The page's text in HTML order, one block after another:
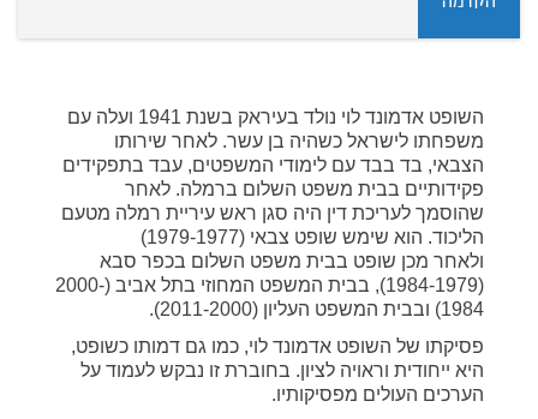
השופט אדמונד לוי נולד בעיראק בשנת 1941 ועלה עם
משפחתו לישראל כשהיה בן עשר. לאחר שירותו
הצבאי, בד בבד עם לימודי המשפטים, עבד בתפקידים
פקידותיים בבית משפט השלום ברמלה. לאחר
שהוסמך לעריכת דין היה סגן ראש עיריית רמלה מטעם
הליכוד. הוא שימש שופט צבאי (1979-1977)
ולאחר מכן שופט בבית משפט השלום בכפר סבא
(1984-19
79
), בבית המשפט המחוזי בתל אביב (2000-
1984) ובבית המשפט העליון (2011-2000).
פסיקתו של השופט אדמונד לוי, כמו גם דמותו כשופט,
היא ייחודית וראויה לציון. בחוברת זו נבקש לעמוד על
הערכים העולים מפסיקותיו.